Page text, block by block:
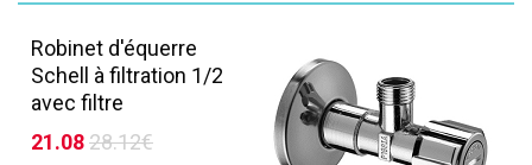
Robinet d'équerre
Schell à filtration 1/2
avec filtre
21.0828.12€